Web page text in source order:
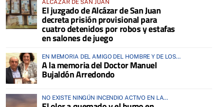
ALCÁZAR DE SAN JUAN
El juzgado de Alcázar de San Juan
decreta prisión provisional para
cuatro detenidos por robos y estafas
en salones de juego
EN MEMORIA DEL AMIGO DEL HOMBRE Y DE LOS
ANIMALES
A la memoria del Doctor Manuel
Bujaldón Arredondo
NO EXISTE NINGÚN INCENDIO ACTIVO EN LA
COMARCA